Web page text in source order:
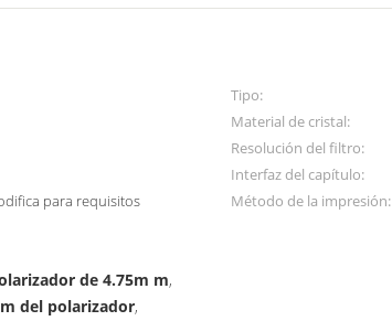
Tipo:
Material de cristal:
Resolución del filtro:
Interfaz del capítulo:
para requisitos
Método de la impresión:
de 4.75m m,
del polarizador,